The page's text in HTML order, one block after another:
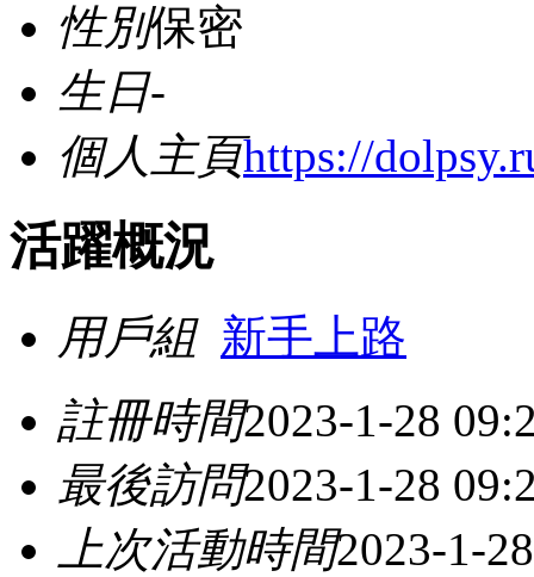
性別保密
生日-
個人主頁https://
活躍概況
用戶組 新手上路
註冊時間2023-1-28
最後訪問2023-1-28
上次活動時間2023-1-